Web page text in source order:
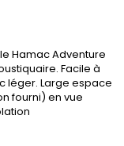
Hamac Adventure
Facile à
léger. Large espace
fourni) en vue